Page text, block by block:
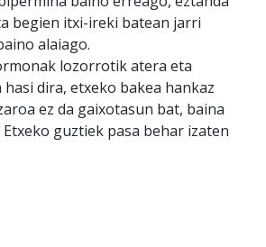
begien itxi-ireki batean jarri
alaiago.
lozorrotik atera eta
dira, etxeko bakea hankaz
ez da gaixotasun bat, baina
guztiek pasa behar izaten